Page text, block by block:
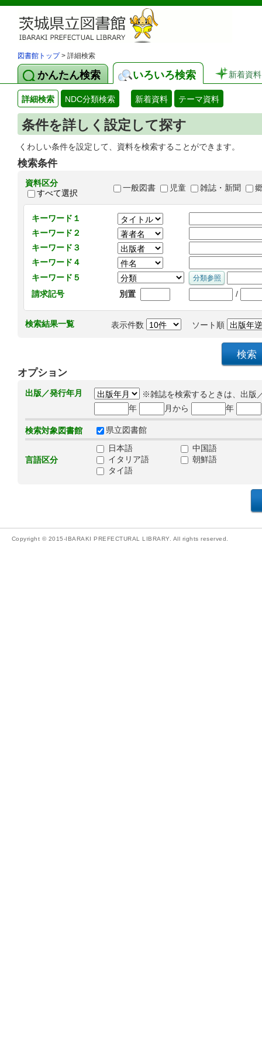
図書館トップ> 詳細検索
かんたん検索 いろいろ検索 新着資料
詳細検索 NDC分類検索 新着資料 テーマ資料
条件を詳しく設定して探す
くわしい条件を設定して、資料を検索することができます。
検索条件
資料区分
すべて選択
一般図書 児童 雑誌・新聞
キーワード１
キーワード２
キーワード３
キーワード４
キーワード５
請求記号
別置 /
検索結果一覧 表示件数 ソート順
オプション
出版／発行年月
※雑誌を検索するときは、出版
年
月から 年
検索対象図書館 県立図書館
言語区分
日本語
中国語
イタリア語
朝鮮語
タイ語
Copyright © 2015-IBARAKI PREFECTURAL LIBRARY. All rights reserved.